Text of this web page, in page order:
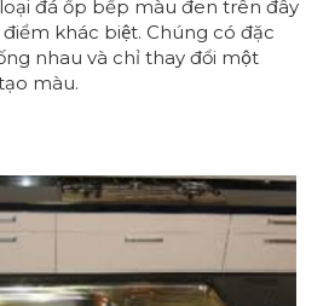
đá ốp bếp màu đen trên đây
khác biệt. Chúng có đặc
nhau và chỉ thay đổi một
màu.